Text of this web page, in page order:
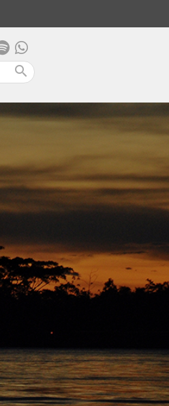
search